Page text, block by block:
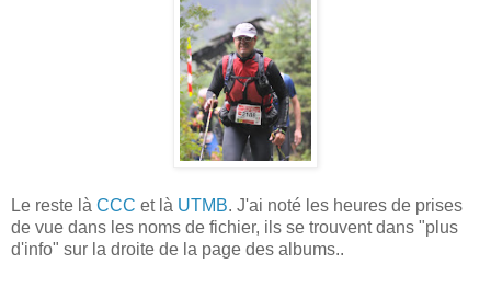
Le reste là CCC et là UTMB. J'ai noté les heures de prises
de vue dans les noms de fichier, ils se trouvent dans "plus
d'info" sur la droite de la page des albums..